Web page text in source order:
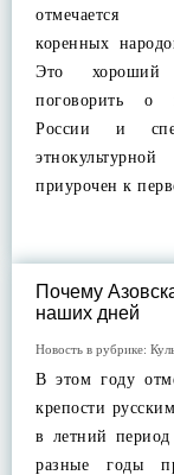
коренных
Это хороший
поговорить о
России и
приурочен к
Почему
наших дней
Новость в рубрике:
В этом году
крепости
в летний
разные годы